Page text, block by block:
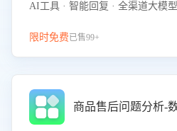
AI工具 · 智能回复 · 全渠道大模
限时免费已售99+
商品售后问题分析-